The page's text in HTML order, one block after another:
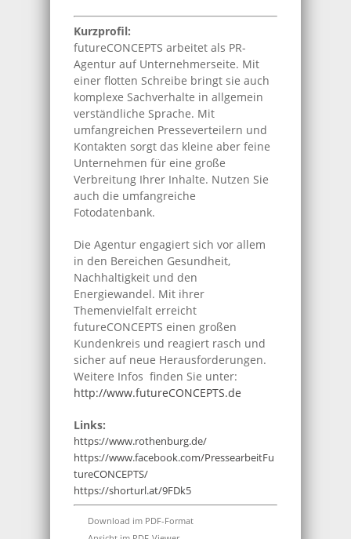
Kurzprofil:
futureCONCEPTS arbeitet als PR-
Agentur auf Unternehmerseite. Mit
einer flotten Schreibe bringt sie auch
komplexe Sachverhalte in allgemein
verständliche Sprache. Mit
umfangreichen Presseverteilern und
Kontakten sorgt das kleine aber feine
Unternehmen für eine große
Verbreitung Ihrer Inhalte. Nutzen Sie
auch die umfangreiche
Fotodatenbank.
Die Agentur engagiert sich vor allem
in den Bereichen Gesundheit,
Nachhaltigkeit und den
Energiewandel. Mit ihrer
Themenvielfalt erreicht
futureCONCEPTS einen großen
Kundenkreis und reagiert rasch und
sicher auf neue Herausforderungen.
Weitere Infos finden Sie unter:
http://www.futureCONCEPTS.de
Links:
https://www.rothenburg.de/
https://www.facebook.com/PressearbeitFu
tureCONCEPTS/
https://shorturl.at/9FDk5
Download im PDF-Format